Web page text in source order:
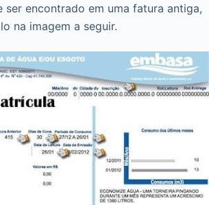
ser encontrado em uma fatura antiga,
na imagem a seguir.